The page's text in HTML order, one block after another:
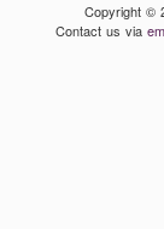
Copyright ©
Contact us via